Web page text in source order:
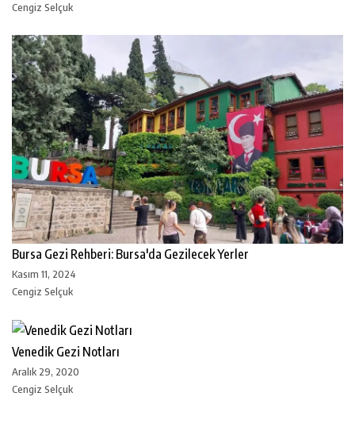
Cengiz Selçuk
Bursa Gezi Rehberi: Bursa'da Gezilecek Yerler
Kasım 11, 2024
Cengiz Selçuk
Venedik Gezi Notları
Aralık 29, 2020
Cengiz Selçuk